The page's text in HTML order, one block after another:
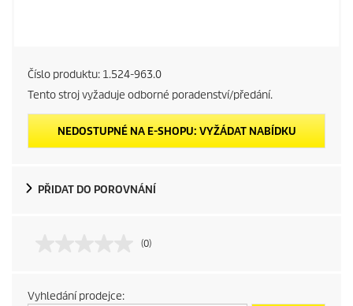
Číslo produktu: 1.524-963.0
Tento stroj vyžaduje odborné poradenství/předání.
NEDOSTUPNÉ NA E-SHOPU: VYŽÁDAT NABÍDKU
PŘIDAT DO POROVNÁNÍ
(0)
Vyhledání prodejce: